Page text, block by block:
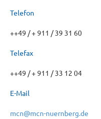
Telefon
++49 / + 911 / 39 31 60
Telefax
++49 / + 911 / 33 12 04
E-Mail
mcn@mcn-nuernberg.de